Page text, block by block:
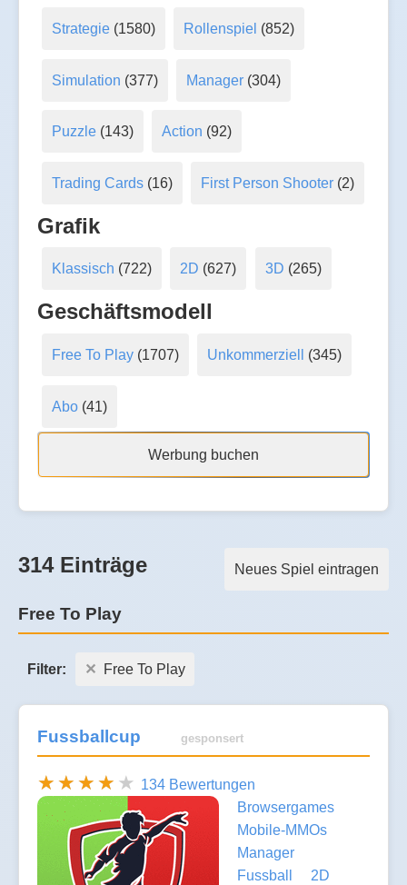
Strategie(1580) Rollenspiel (852)
Simulation (377) Manager (304)
Puzzle(143) Action (92)
Trading Cards(16) First Person Shooter (2)
Grafik
Klassisch (722) 2D (627) 3D (265)
Geschäftsmodell
Free To Play(1707) Unkommerziell (345)
Abo(41)
Werbung buchen
Neues Spiel eintragen
314 Einträge
Free To Play
Filter: Free To Play
Fussballcup gesponsert
134 Bewertungen
Browsergames
Mobile-MMOs
Manager
Fussball
2D